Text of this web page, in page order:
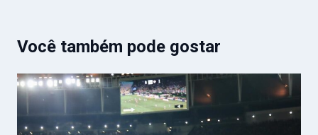
Você também pode gostar